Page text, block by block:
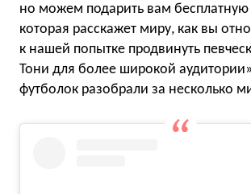
но можем подарить вам бесплатную
которая расскажет миру, как вы
к нашей попытке продвинуть
Тони для более широкой
футболок разобрали за несколько